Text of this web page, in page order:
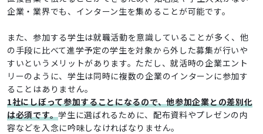
企業・業界でも、インターン生を集めることが可能です。
また、参加する学生は就職活動を意識していることが多く、他
の手段に比べて進学予定の学生を対象から外した募集が行いや
すいというメリットがあります。ただし、就活時の企業エント
リーのように、学生は同時に複数の企業のインターンに参加す
ることはありません。
1社にしぼって参加することになるので、他参加企業との差別化
は必須です。学生に選ばれるために、配布資料やプレゼンの内
容などを入念に吟味しなければなりません。